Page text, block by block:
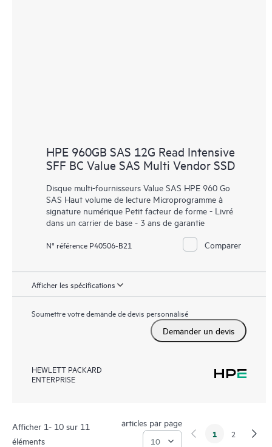
HPE 960GB SAS 12G Read Intensive
SFF BC Value SAS Multi Vendor SSD
Disque multi-fournisseurs Value SAS HPE 960 Go
SAS Haut volume de lecture Microprogramme à
signature numérique Petit facteur de forme - Livré
dans un carrier de base - 3 ans de garantie
N° référence P40506-B21 Comparer
Afficher les spécifications
Soumettre votre demande de devis personnalisé
Demander un devis
HEWLETT PACKARD
ENTERPRISE
Afficher 1- 10 sur 11
éléments
articles par page
1 2